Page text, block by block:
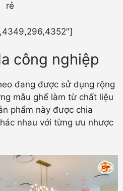
rẻ
công nghiệp
đang được sử dụng rộng
mẫu ghế làm từ chất liệu
phẩm này được chia
nhau với từng ưu nhược